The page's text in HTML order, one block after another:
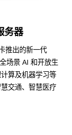
务器
推出的新一代
场景 AI 和开放生
算及机器学习等
交通、智慧医疗